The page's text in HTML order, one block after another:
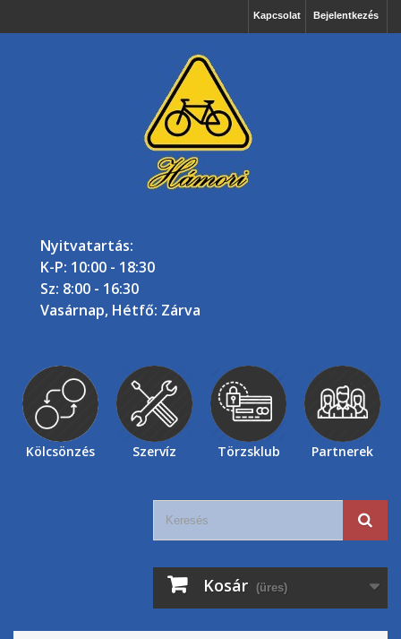
Bejelentkezés
Kapcsolat
Nyitvatartás:
K-P: 10:00 - 18:30
Sz: 8:00 - 16:30
Vasárnap, Hétfő: Zárva
Kölcsönzés Szervíz Törzsklub Partnerek
Kosár (üres)